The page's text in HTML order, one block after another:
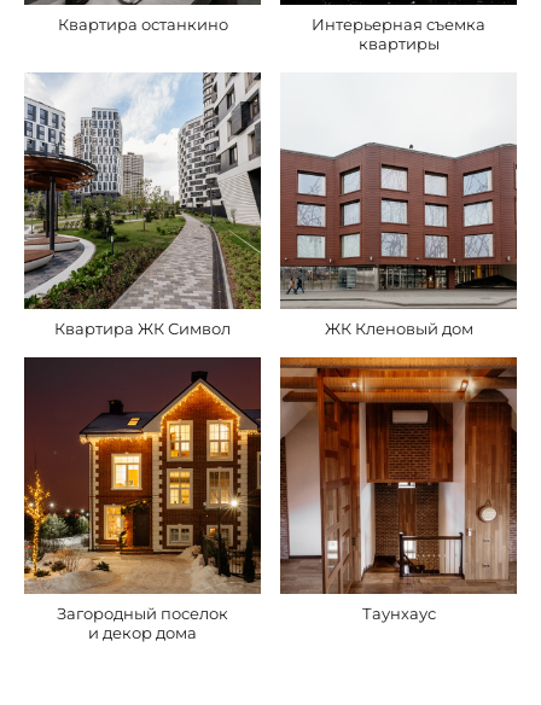
Квартира останкино
Интерьерная съемка
квартиры
Квартира ЖК Символ ЖК Кленовый дом
Загородный поселок
и декор дома
Таунхаус